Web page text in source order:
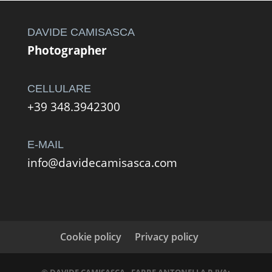
DAVIDE CAMISASCA
Photographer
CELLULARE
+39 348.3942300
E-MAIL
info@davidecamisasca.com
Cookie policy Privacy policy